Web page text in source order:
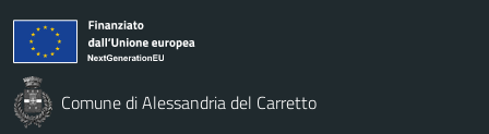
Comune di Alessandria del Carretto